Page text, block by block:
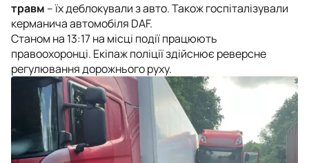
травм – їх деблокували з авто. Також госпіталізували
керманича автомобіля DAF.
Станом на 13:17 на місці події працюють
правоохоронці. Екіпаж поліції здійснює реверсне
регулювання дорожнього руху.